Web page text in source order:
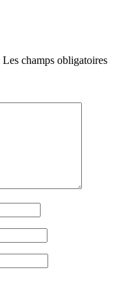
Les champs obligatoires